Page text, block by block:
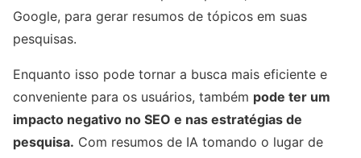
Google, para gerar resumos de tópicos em suas
pesquisas.
Enquanto isso pode tornar a busca mais eficiente e
conveniente para os usuários, também pode ter um
impacto negativo no SEO e nas estratégias de
pesquisa. Com resumos de IA tomando o lugar de